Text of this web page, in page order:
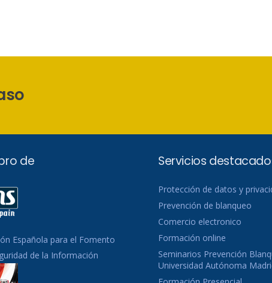
de
Española para el Fomento
de la Información
Servicios
Protección de datos y
Prevención de blanqueo
Comercio electronico
Formación online
Seminarios Prevención
Universidad Autónoma